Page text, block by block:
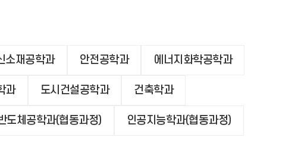
소재공학과 안전공학과 에너지화학공학과
과 도시건설공학과 건축학과
도체공학과(협동과정) 인공지능학과(협동과정)